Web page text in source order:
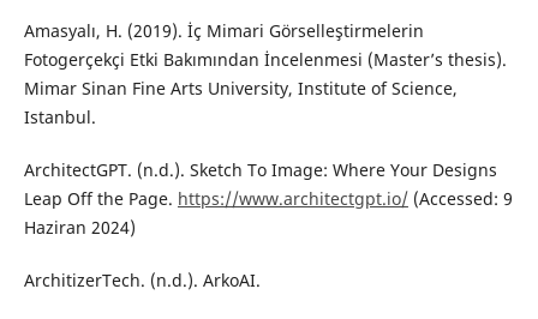
Amasyalı, H. (2019). İç Mimari Görselleştirmelerin
Fotogerçekçi Etki Bakımından İncelenmesi (Master’s thesis).
Mimar Sinan Fine Arts University, Institute of Science,
Istanbul.
ArchitectGPT. (n.d.). Sketch To Image: Where Your Designs
Leap Off the Page. https://www.architectgpt.io/(Accessed: 9
Haziran 2024)
ArchitizerTech. (n.d.). ArkoAI.